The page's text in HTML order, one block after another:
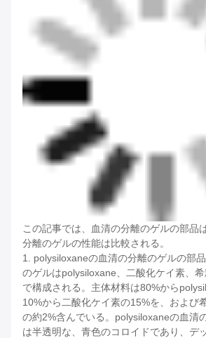
この記事では、血清の分離のゲルの部品
分離のゲルの性能は比較される。
1. polysiloxaneの血清の分離のゲルの部
のゲルはpolysiloxane、二酸化ケイ素、
で構成される。主体材料は80%から
10%から二酸化ケイ素の15%を、および
の約2%含んでいる。polysiloxaneの血清
は半透明な、青色のコロイドであり、デ